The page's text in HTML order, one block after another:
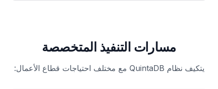
مسارات التنفيذ المتخصصة
يتكيف نظام QuintaDB مع مختلف احتياجات قطاع الأعمال: